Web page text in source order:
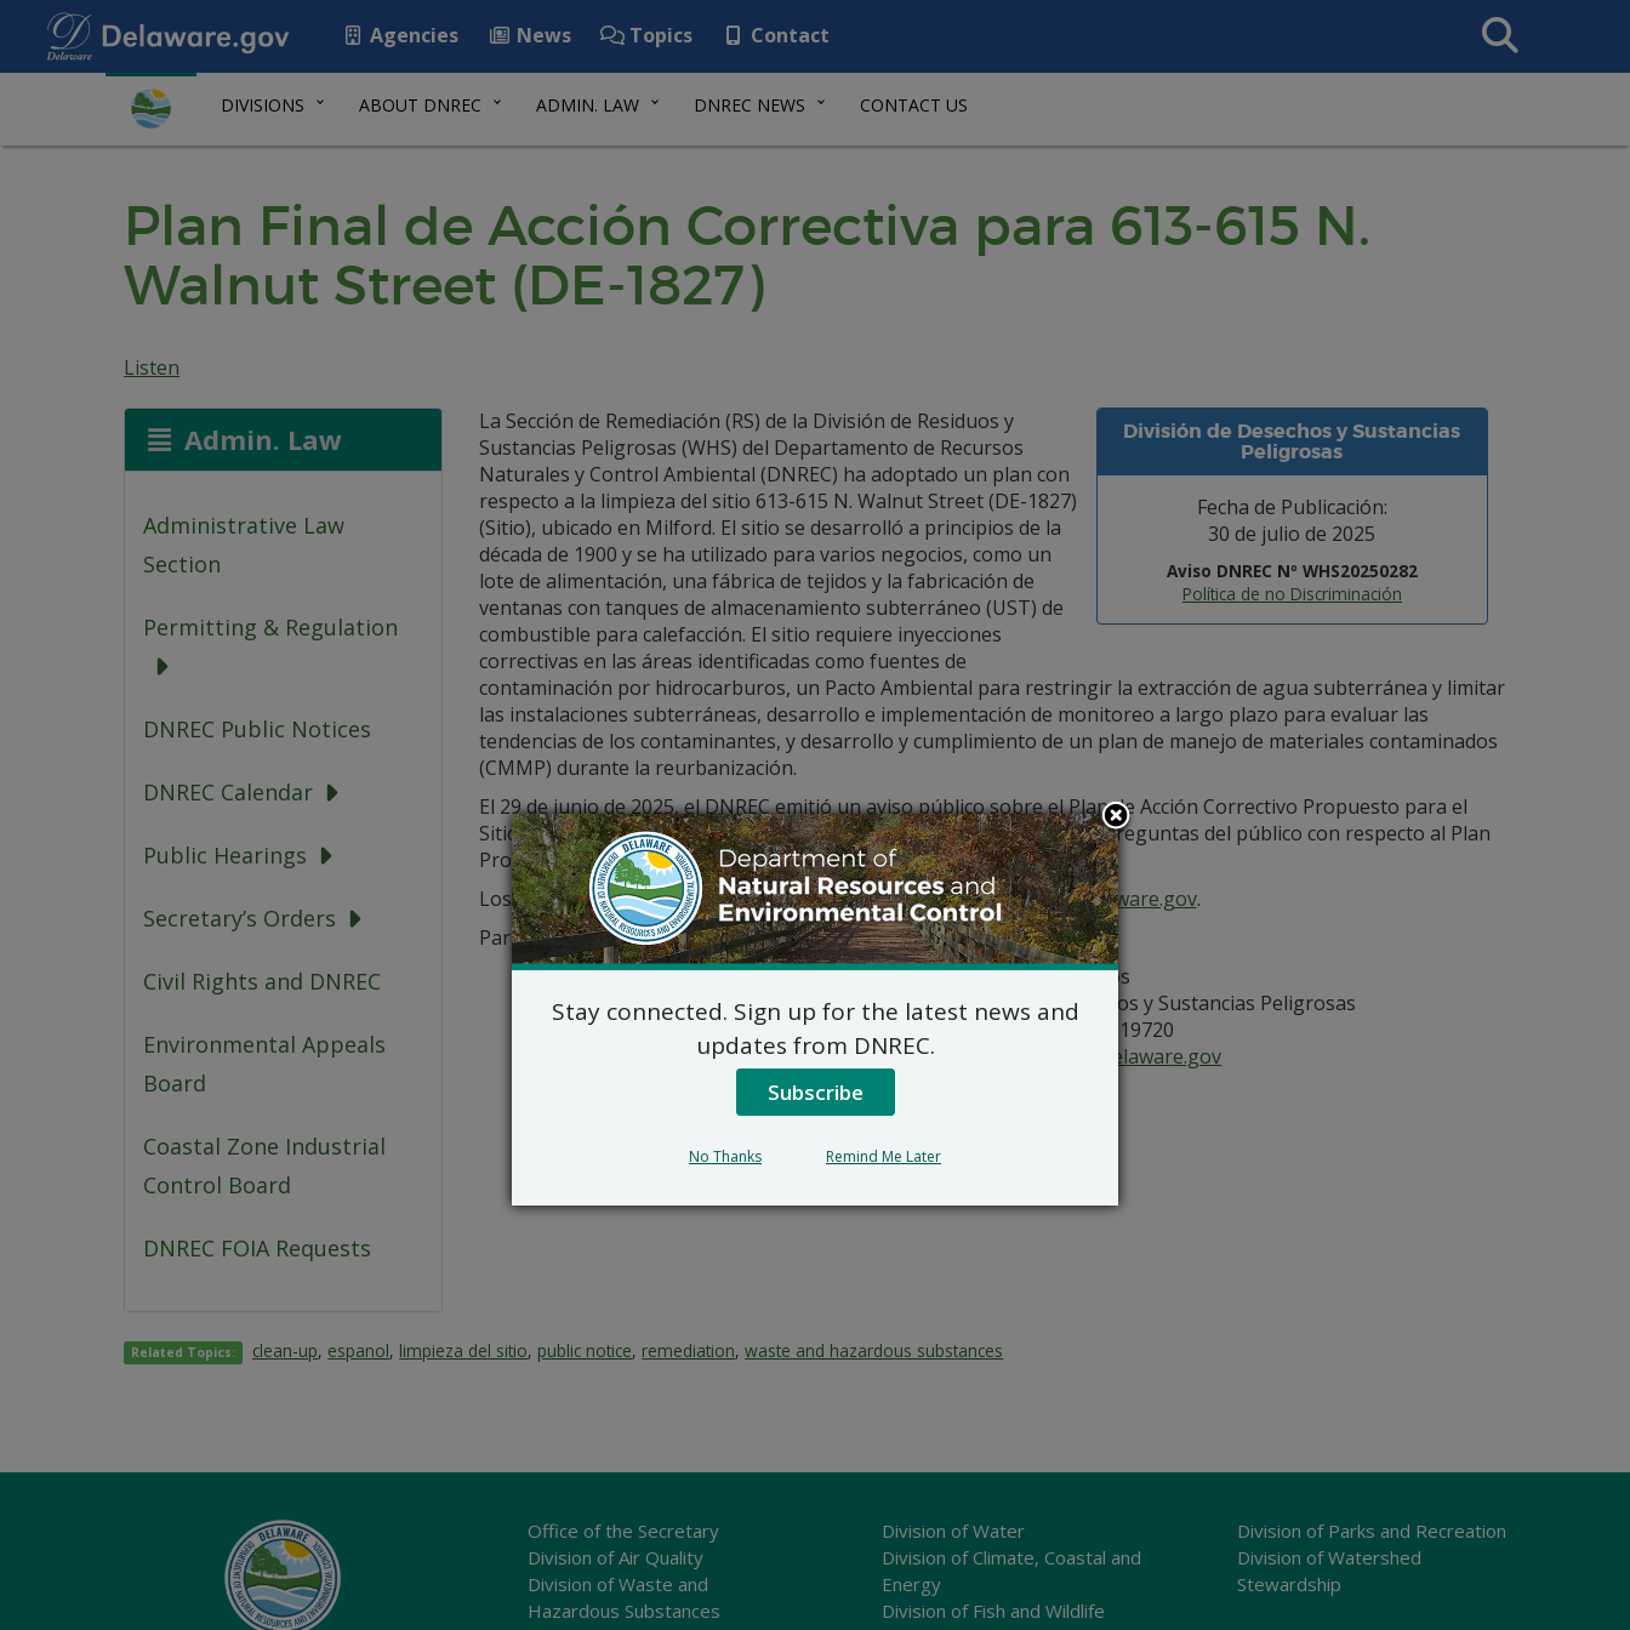
Agencies News Topics Contact
Search
This
DIVISIONS ABOUT DNREC ADMIN. LAW DNREC NEWS CONTACT US
Plan Final de Acción Correctiva para 613-615 N.
Walnut Street (DE-1827)
Listen
Admin. Law
Administrative Law
Section
Permitting & Regulation
DNREC Public Notices
DNREC Calendar
Public Hearings
Secretary’s Orders
Civil Rights and DNREC
Environmental Appeals
Board
Coastal Zone Industrial
Control Board
DNREC FOIA Requests
División de Desechos y Sustancias
Peligrosas
Fecha de Publicación:
30 de julio de 2025
Aviso DNREC Nº WHS20250282
Política de no Discriminación
La Sección de Remediación (RS) de la División de Residuos y
Sustancias Peligrosas (WHS) del Departamento de Recursos
Naturales y Control Ambiental (DNREC) ha adoptado un plan con
respecto a la limpieza del sitio 613-615 N. Walnut Street (DE-1827)
(Sitio), ubicado en Milford. El sitio se desarrolló a principios de la
década de 1900 y se ha utilizado para varios negocios, como un
lote de alimentación, una fábrica de tejidos y la fabricación de
ventanas con tanques de almacenamiento subterráneo (UST) de
combustible para calefacción. El sitio requiere inyecciones
correctivas en las áreas identificadas como fuentes de
contaminación por hidrocarburos, un Pacto Ambiental para restringir la extracción de agua subterránea y limitar
las instalaciones subterráneas, desarrollo e implementación de monitoreo a largo plazo para evaluar las
tendencias de los contaminantes, y desarrollo y cumplimiento de un plan de manejo de materiales contaminados
(CMMP) durante la reurbanización.
El 29 de junio de 2025, el DNREC emitió un aviso público sobre el Plan de Acción Correctivo Propuesto para el
Sitio de 613-615 N Walnut Street (DE-1827). No hubo comentarios ni preguntas del público con respecto al Plan
Propuesto.
Los detalles del Plan Final están disponibles en línea enden.dnrec.delaware.gov.
Para obtener información adicional, comuníquese con:
Bill Duy, Gerente de Proyectos
DNREC- División de Sección de Remediación de Residuos y Sustancias Peligrosas
391 Lukens Drive, New Castle, DE 19720
DNREC_WHS_REMEDIATIONINBOX@delaware.gov
Related Topics: clean-up, espanol, limpieza del sitio, public notice, remediation,waste and hazardous substances
Office of the Secretary
Division of Air Quality
Division of Waste and
Hazardous Substances
Division of Water
Division of Climate, Coastal and
Energy
Division of Fish and Wildlife
Division of Parks and Recreation
Division of Watershed
Stewardship
Stay connected. Sign up for the latest news and
updates from DNREC.
Subscribe
No Thanks Remind Me Later